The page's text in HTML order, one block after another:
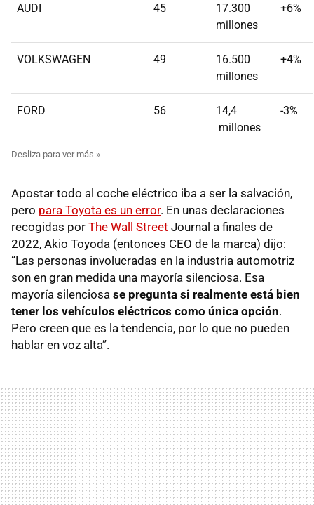
AUDI 45
17.300
millones
+6%
VOLKSWAGEN 49
16.500
millones
+4%
FORD 56
14,4
millones
-3%
Apostar todo al coche eléctrico iba a ser la salvación,
pero para Toyota es un error. En unas declaraciones
recogidas por The Wall Street Journal a finales de
2022, Akio Toyoda (entonces CEO de la marca) dijo:
“Las personas involucradas en la industria automotriz
son en gran medida una mayoría silenciosa. Esa
mayoría silenciosa se pregunta si realmente está bien
tener los vehículos eléctricos como única opción.
Pero creen que es la tendencia, por lo que no pueden
hablar en voz alta”.